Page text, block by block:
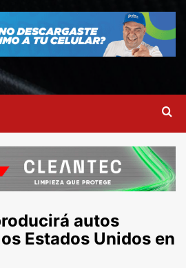
autos
Estados Unidos en